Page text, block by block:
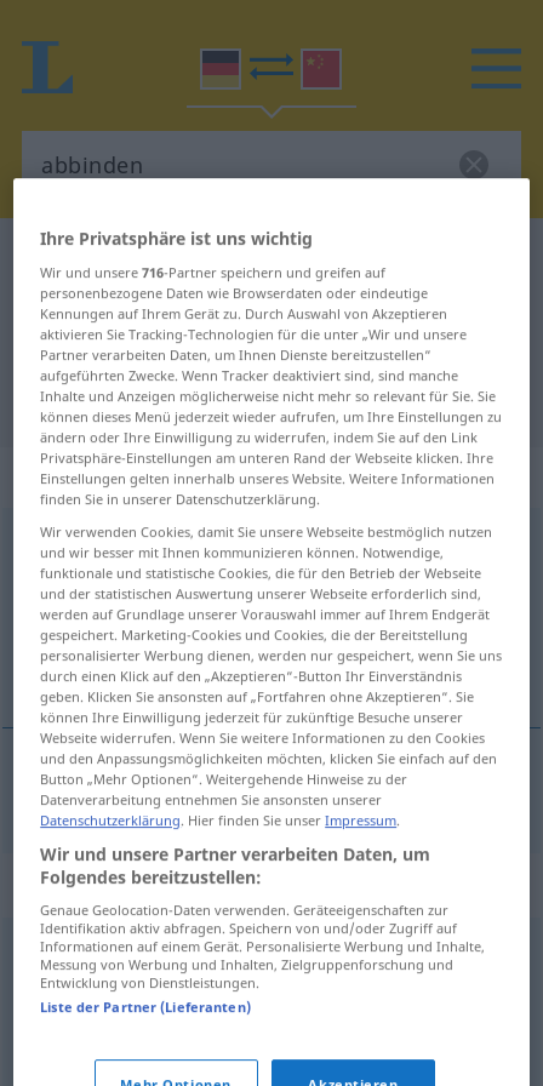
Deutsch-Chinesisch Wörterbuch
Deutsch-Chinesisch Übersetzung
für "abbinden"
"abbinden" Chinesisch Übersetzung
„abbinden“
abbinden
Übersicht aller Übersetzungen
(Für mehr Details die Übersetzung anklicken/antippen)
绑
[bǎng] abbindenArm, Bein
Synonyme für "abbinden"
legieren,binden,abziehen
Ihre Privatsphäre ist uns wichtig
Wir und unsere716-Partner speichern und greifen auf
personenbezogene Daten wie Browserdaten oder eindeutige
Kennungen auf Ihrem Gerät zu. Durch Auswahl von Akzeptieren
aktivieren Sie Tracking-Technologien für die unter „Wir und unsere
Partner verarbeiten Daten, um Ihnen Dienste bereitzustellen“
aufgeführten Zwecke. Wenn Tracker deaktiviert sind, sind manche
Inhalte und Anzeigen möglicherweise nicht mehr so relevant für Sie. Sie
können dieses Menü jederzeit wieder aufrufen, um Ihre Einstellungen zu
ändern oder Ihre Einwilligung zu widerrufen, indem Sie auf den Link
Privatsphäre-Einstellungen am unteren Rand der Webseite klicken. Ihre
Einstellungen gelten innerhalb unseres Website. Weitere Informationen
finden Sie in unserer Datenschutzerklärung.
Wir verwenden Cookies, damit Sie unsere Webseite bestmöglich nutzen
und wir besser mit Ihnen kommunizieren können. Notwendige,
funktionale und statistische Cookies, die für den Betrieb der Webseite
und der statistischen Auswertung unserer Webseite erforderlich sind,
werden auf Grundlage unserer Vorauswahl immer auf Ihrem Endgerät
gespeichert. Marketing-Cookies und Cookies, die der Bereitstellung
personalisierter Werbung dienen, werden nur gespeichert, wenn Sie uns
durch einen Klick auf den „Akzeptieren“-Button Ihr Einverständnis
geben. Klicken Sie ansonsten auf „Fortfahren ohne Akzeptieren“. Sie
können Ihre Einwilligung jederzeit für zukünftige Besuche unserer
Webseite widerrufen. Wenn Sie weitere Informationen zu den Cookies
und den Anpassungsmöglichkeiten möchten, klicken Sie einfach auf den
Button „Mehr Optionen“. Weitergehende Hinweise zu der
Datenverarbeitung entnehmen Sie ansonsten unserer
Datenschutzerklärung. Hier finden Sie unserImpressum.
Wir und unsere Partner verarbeiten Daten, um
Folgendes bereitzustellen:
Genaue Geolocation-Daten verwenden. Geräteeigenschaften zur
Identifikation aktiv abfragen. Speichern von und/oder Zugriff auf
Informationen auf einem Gerät. Personalisierte Werbung und Inhalte,
Messung von Werbung und Inhalten, Zielgruppenforschung und
Entwicklung von Dienstleistungen.
Liste der Partner (Lieferanten)